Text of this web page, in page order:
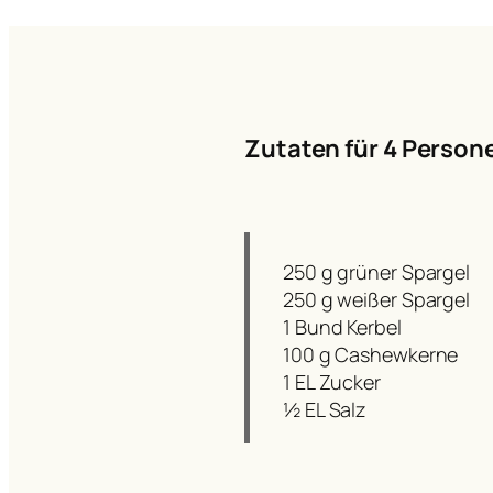
Zutaten für 4
250 g grüner Spargel
250 g weißer Spargel
1 Bund Kerbel
100 g Cashewkerne
1 EL Zucker
½ EL Salz